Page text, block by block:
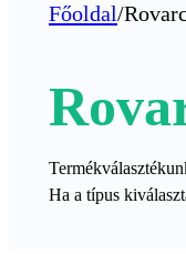
Főoldal/
Ha a típus